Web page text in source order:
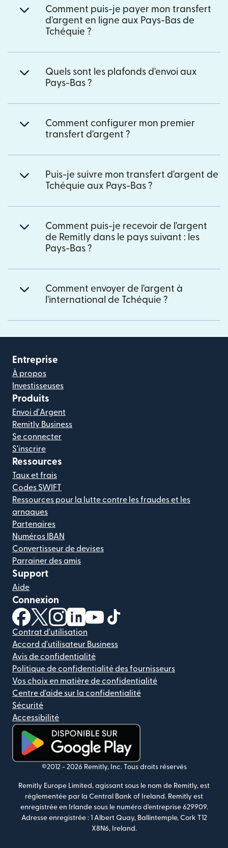
Comment puis-je payer mon transfert
d'argent en ligne aux Pays-Bas de
Tchéquie ?
Quels sont les plafonds d'envoi aux
Pays-Bas ?
Comment configurer mon premier
transfert d'argent ?
Puis-je suivre mon transfert d'argent de
Tchéquie aux Pays-Bas ?
Comment puis-je recevoir de l'argent
de Remitly dans le pays suivant : les
Pays-Bas ?
Comment envoyer de l'argent à
l'international de Tchéquie ?
Entreprise
À propos
Investisseuses
Produits
Envoi d'Argent
Remitly Business
Se connecter
S'inscrire
Ressources
Taux et frais
Codes SWIFT
Ressources pour la lutte contre les fraudes et les
arnaques
Partenaires
Numéros IBAN
Convertisseur de devises
Parrainer des amis
Support
Aide
Connexion
(s'ouvre dans une nouvelle fenêtre)
(s'ouvre dans une nouvelle fenêtre)
(s'ouvre dans une nouvelle fenêtre)
(s'ouvre dans une nouvelle fenêtre)
(s'ouvre dans une nouvelle
Contrat d'utilisation
Accord d'utilisateur Business
Avis de confidentialité
Politique de confidentialité des fournisseurs
Vos choix en matière de confidentialité
Centre d'aide sur la confidentialité
Sécurité
Accessibilité
(s'ouvre dans une nouvelle fenêtre)
©2012 - 2026 Remitly, Inc. Tous droits réservés
Remitly Europe Limited, agissant sous le nom de Remitly, est
réglementée par la Central Bank of Ireland. Remitly est
enregistrée en Irlande sous le numéro d'entreprise 629909.
Adresse enregistrée : 1 Albert Quay, Ballintemple, Cork T12
X8N6, Ireland.